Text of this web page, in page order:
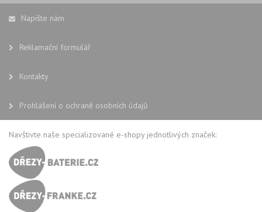
Napište nám
Reklamační formulář
Kontakty
Prohlášení o ochraně osobních údajů
Navštivte naše specializované e-shopy jednotlivých značek: